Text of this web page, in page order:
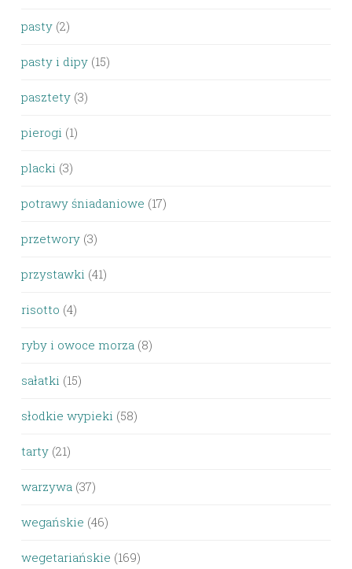
pasty (2)
pasty i dipy (15)
pasztety (3)
pierogi (1)
placki (3)
potrawy śniadaniowe (17)
przetwory (3)
przystawki (41)
risotto (4)
ryby i owoce morza (8)
sałatki (15)
słodkie wypieki (58)
tarty (21)
warzywa (37)
wegańskie (46)
wegetariańskie (169)